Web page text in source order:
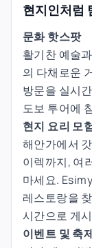
현지인처럼
문화 핫스팟
활기찬 예술
의 다채로운
방문을 실시
도보 투어에
현지 요리 모
해안가에서
이렉까지, 여
마세요.
레스토랑을
시간으로 게
이벤트 및 축